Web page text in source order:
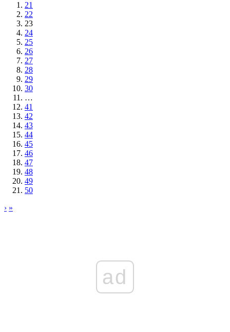
21
22
23
24
25
26
27
28
29
30
…
41
42
43
44
45
46
47
48
49
50
› »
ad